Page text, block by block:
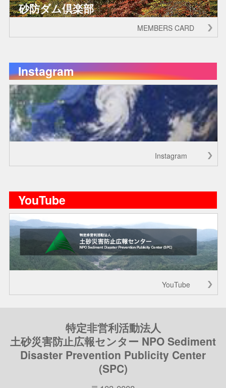
砂防ダム倶楽部
MEMBERS CARD
Instagram
Instagram
YouTube
YouTube
特定非営利活動法人
土砂災害防止広報センター NPO Sediment
Disaster Prevention Publicity Center
(SPC)